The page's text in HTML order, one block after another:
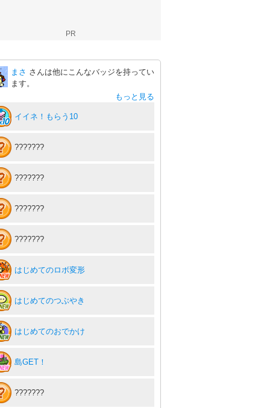
PR
まさ さんは他にこんなバッジを持ってい
ます。
もっと見る
イイネ！もらう10
???????
???????
???????
???????
はじめてのロボ変形
はじめてのつぶやき
はじめてのおでかけ
島GET！
???????